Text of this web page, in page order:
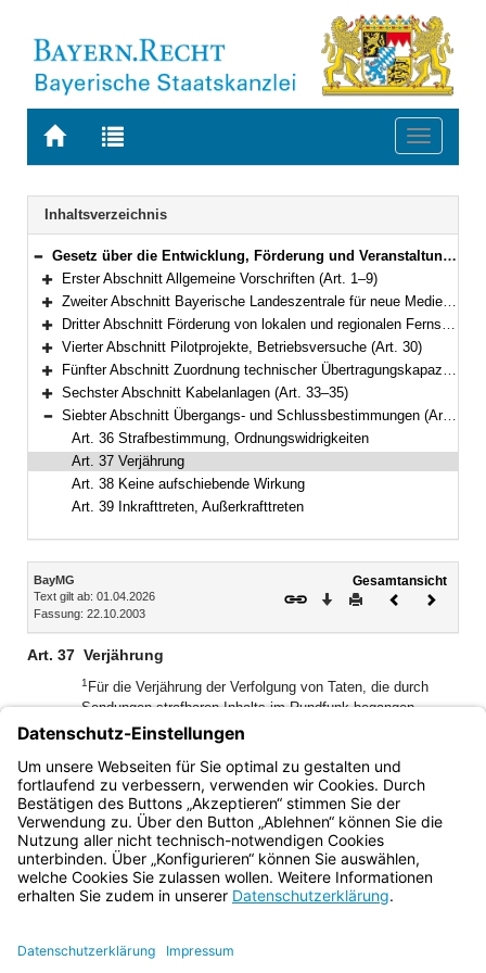
Zur
BAYERN.RECHT
Zur
letzten
Suche
Toggle
Navigation
Inhaltsverzeichnis
Bereich reduzieren
Gesetz über die Entwicklung, Förderung und Veranstaltung privater Rundfunkangebote und anderer Telemedien in Bayern (Bayerisches Mediengesetz – BayMG) in der Fassung der Bekanntmachung vom 22. Oktober 2003 (GVBl. S. 799) BayRS 2251-4-S (Art. 1–39)
Bereich erweitern
Erster Abschnitt Allgemeine Vorschriften (Art. 1–9)
Bereich erweitern
Zweiter Abschnitt Bayerische Landeszentrale für neue Medien (Art. 10–22)
Bereich erweitern
Dritter Abschnitt Förderung von lokalen und regionalen Fernsehangeboten, Organisation und Zulässigkeit von Rundfunkprogrammen (Art. 23–29)
Bereich erweitern
Vierter Abschnitt Pilotprojekte, Betriebsversuche (Art. 30)
Bereich erweitern
Fünfter Abschnitt Zuordnung technischer Übertragungskapazitäten (Art. 31–32)
Bereich erweitern
Sechster Abschnitt Kabelanlagen (Art. 33–35)
Bereich reduzieren
Siebter Abschnitt Übergangs- und Schlussbestimmungen (Art. 36–39)
Art. 36 Strafbestimmung, Ordnungswidrigkeiten
Art. 37 Verjährung
Art. 38 Keine aufschiebende Wirkung
Art. 39 Inkrafttreten, Außerkrafttreten
Inhalt
BayMG
Text gilt ab: 01.04.2026
Fassung: 22.10.2003
Gesamtansicht
Download
DruckenVorheriges
Art. 37 Verjährung
1 Für die Verjährung der Verfolgung von Taten, die durch
Sendungen strafbaren Inhalts im Rundfunk begangen
werden, gelten Art. 15 Abs. 1 Satz 1 und 2 Nr. 1 und 3 des
Bayerischen Pressegesetzes sinngemäß.
der in Art. 37 Abs. 1 und 2 genannten Ordnungswidrigkeiten
verjährt in sechs Monaten.
Bayern.de
BayernPortal
Impressum